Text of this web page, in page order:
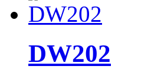
DW202